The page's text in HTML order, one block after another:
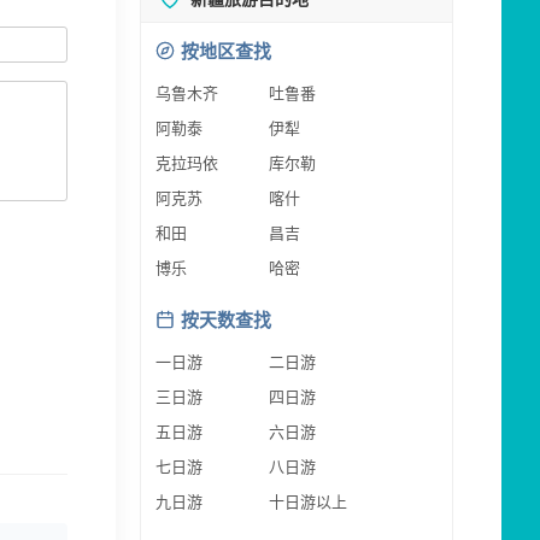
按地区查找
乌鲁木齐
吐鲁番
阿勒泰
伊犁
克拉玛依
库尔勒
阿克苏
喀什
和田
昌吉
博乐
哈密
按天数查找
一日游
二日游
三日游
四日游
五日游
六日游
七日游
八日游
九日游
十日游以上